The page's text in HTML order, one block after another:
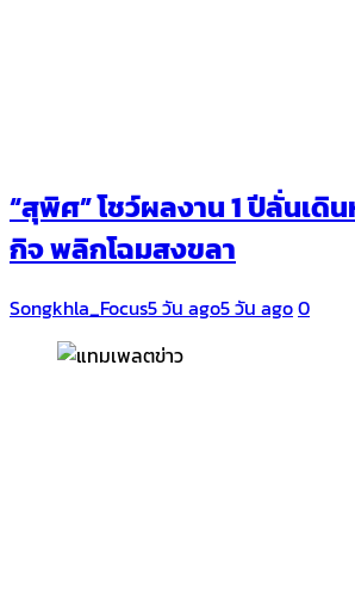
“สุพิศ” โชว์ผลงาน 1 ปีลั่นเดิ
กิจ พลิกโฉมสงขลา
Songkhla_Focus5 วัน ago5 วัน ago0